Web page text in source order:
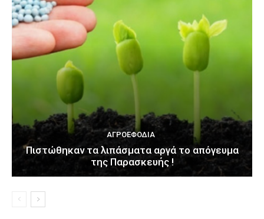
ΑΓΡΟΕΦΌΔΙΑ
Πιστώθηκαν τα λιπάσματα αργά το απόγευμα
της Παρασκευής !